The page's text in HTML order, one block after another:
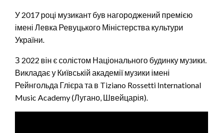
У 2017 році музикант був нагороджений премією
імені Левка Ревуцького Міністерства культури
України.
З 2022 він є солістом Національного будинку музики.
Викладає у Київській академії музики імені
Рейнгольда Глієра та в Tiziano Rossetti International
Music Academy (Лугано, Швейцарія).